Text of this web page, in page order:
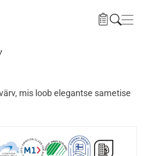
mis loob elegantse sametise